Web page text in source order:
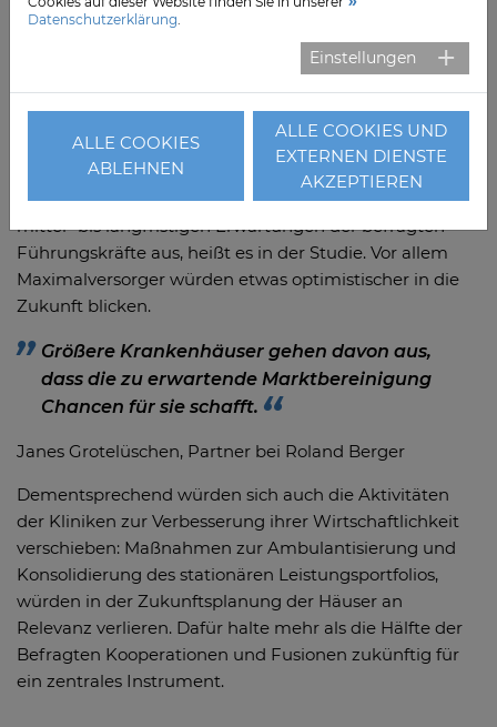
entschlossen handeln“, mahnt Magunia. „Langwierige
Entscheidungsprozesse werden der aktuellen Situation
Ohne Fusionen keine Zukunft?
Die Gefahr von Insolvenzen und eine daraus
resultierende Konsolidierung des Markts, aber auch die
angekündigte Krankenhausreform wirken sich auf die
mittel- bis langfristigen Erwartungen der befragten
Führungskräfte aus, heißt es in der Studie. Vor allem
Maximalversorger würden etwas optimistischer in die
Zukunft blicken.
Größere Krankenhäuser gehen davon aus,
dass die zu erwartende Marktbereinigung
Chancen für sie schafft.
Janes Grotelüschen, Partner bei Roland Berger
Dementsprechend würden sich auch die Aktivitäten
der Kliniken zur Verbesserung ihrer Wirtschaftlichkeit
verschieben: Maßnahmen zur Ambulantisierung und
Konsolidierung des stationären Leistungsportfolios,
würden in der Zukunftsplanung der Häuser an
Relevanz verlieren. Dafür halte mehr als die Hälfte der
Befragten Kooperationen und Fusionen zukünftig für
ein zentrales Instrument.
Datenschutzerklärung
Einstellungen
ALLE COOKIES
ABLEHNEN
ALLE COOKIES UND
EXTERNEN DIENSTE
AKZEPTIEREN